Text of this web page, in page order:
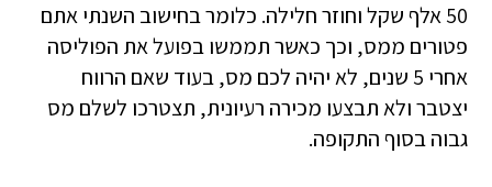
50 אלף שקל וחוזר חלילה. כלומר בחישוב השנתי אתם
פטורים ממס, וכך כאשר תממשו בפועל את הפוליסה
אחרי 5 שנים, לא יהיה לכם מס, בעוד שאם הרווח
יצטבר ולא תבצעו מכירה רעיונית, תצטרכו לשלם מס
גבוה בסוף התקופה.